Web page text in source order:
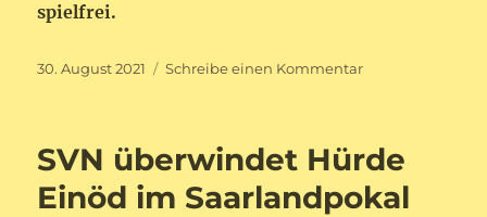
spielfrei.
Veröffentlicht
30. August 2021 Schreibe einen Kommentarzu
SV
4:1
SVN überwindet Hürde
Einöd im Saarlandpokal